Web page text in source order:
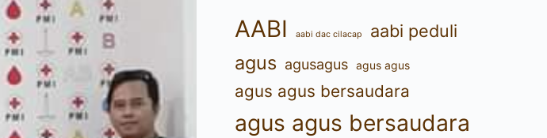
AABI aabi dac cilacap aabi peduli
agus agusagus agus agus
agus agus bersaudara
agus agus bersaudara